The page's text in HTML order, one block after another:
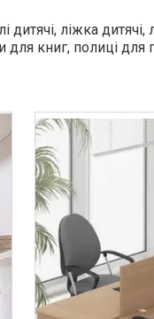
ліжка
книг, полиці